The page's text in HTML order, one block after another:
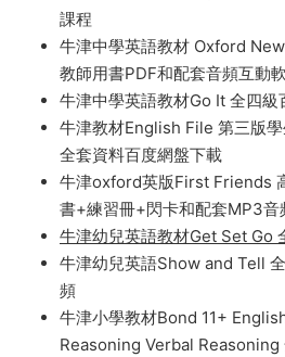
地理教材一到六年級高清PDF
牛津國際小學曆史教材第一級
Primary History
牛津高中英語教材Solutions 第
Oxford Teen2Teen / Teen to
課程
牛津中學英語教材 Oxford
教師用書PDF和配套音頻互動軟
牛津中學英語教材Go It 全四級
牛津教材English File 第三版學
全套資料百度網盤下載
牛津oxford英版First Friends
書+練習冊+閃卡和配套MP3音